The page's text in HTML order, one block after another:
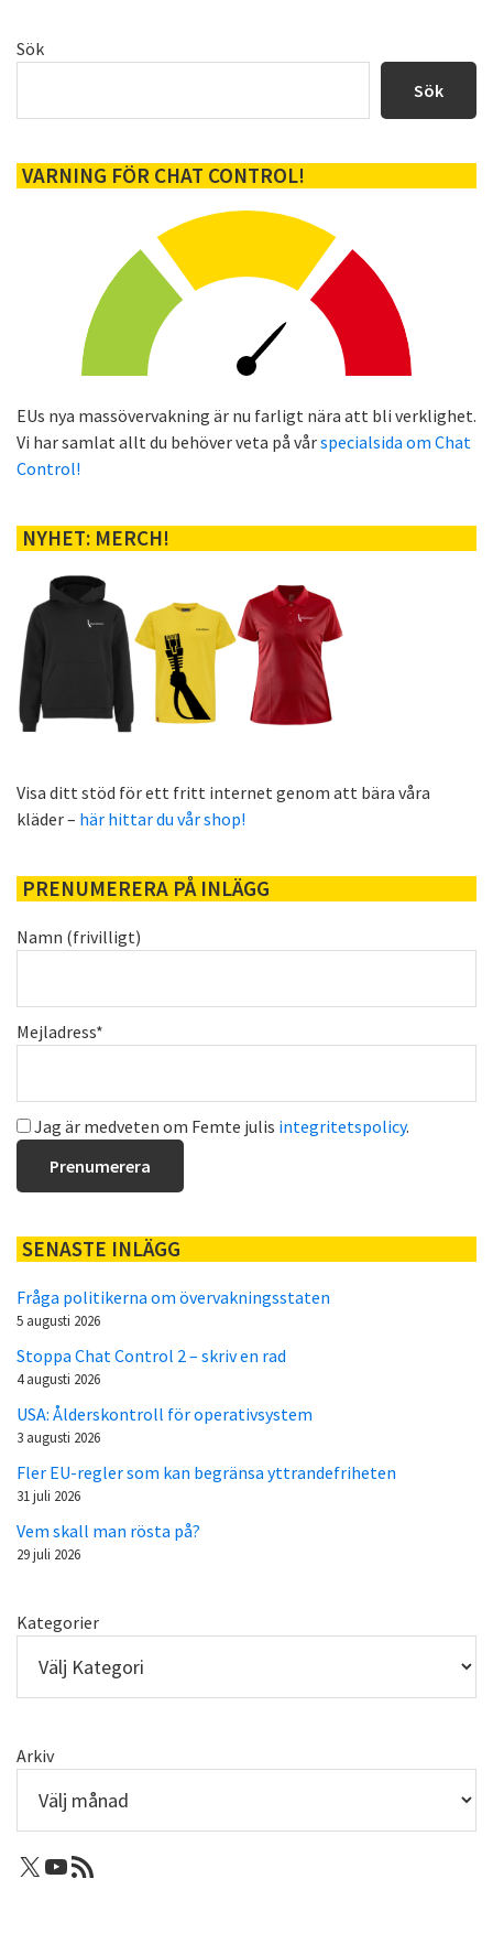
Primärt
Sök
Sök
VARNING FÖR CHAT CONTROL!
EUs nya massövervakning är nu farligt nära att bli verklighet.
Vi har samlat allt du behöver veta på vårspecialsida om Chat
Control!
NYHET: MERCH!
Visa ditt stöd för ett fritt internet genom att bära våra
kläder – här hittar du vår shop!
PRENUMERERA PÅ INLÄGG
Namn (frivilligt)
Mejladress*
Jag är medveten om Femte julis integritetspolicy.
SENASTE INLÄGG
Fråga politikerna om övervakningsstaten
5 augusti 2026
Stoppa Chat Control 2 – skriv en rad
4 augusti 2026
USA: Ålderskontroll för operativsystem
3 augusti 2026
Fler EU-regler som kan begränsa yttrandefriheten
31 juli 2026
Vem skall man rösta på?
29 juli 2026
Kategorier
Arkiv
X: Femtejuli
Youtube
RSS-flöde